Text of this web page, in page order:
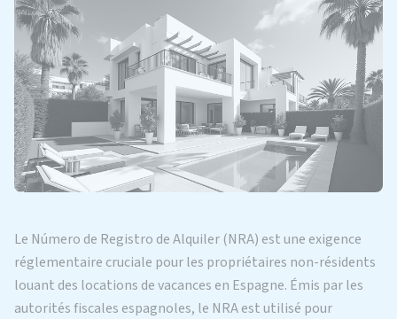
Le Número de Registro de Alquiler (NRA) est une exigence
réglementaire cruciale pour les propriétaires non-résidents
louant des locations de vacances en Espagne. Émis par les
autorités fiscales espagnoles, le NRA est utilisé pour